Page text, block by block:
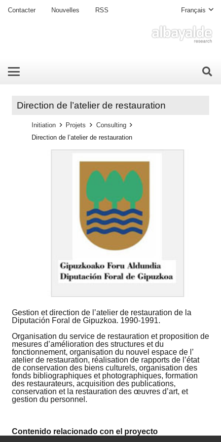
Contacter Nouvelles RSS Français
Direction de l’atelier de restauration
Initiation Projets
Consulting
Direction de l’atelier de restauration
Gestion et direction de l’atelier de restauration de la
Diputación Foral de Gipuzkoa. 1990-1991.
Organisation du service de restauration et proposition de
mesures d’amélioration des structures et du
fonctionnement, organisation du nouvel espace de l’
atelier de restauration, réalisation de rapports de l’état
de conservation des biens culturels, organisation des
fonds bibliographiques et photographiques, formation
des restaurateurs, acquisition des publications,
conservation et la restauration des œuvres d’art, et
gestion du personnel.
Contenido relacionado con el proyecto